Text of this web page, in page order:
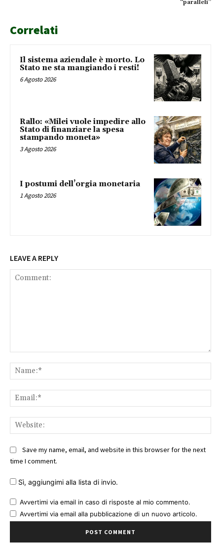
“paralleli”
Correlati
Il sistema aziendale è morto. Lo
Stato ne sta mangiando i resti!
6 Agosto 2026
Rallo: «Milei vuole impedire allo
Stato di finanziare la spesa
stampando moneta»
3 Agosto 2026
I postumi dell’orgia monetaria
1 Agosto 2026
LEAVE A REPLY
Save my name, email, and website in this browser for the next
time I comment.
Sì, aggiungimi alla lista di invio.
Avvertimi via email in caso di risposte al mio commento.
Avvertimi via email alla pubblicazione di un nuovo articolo.